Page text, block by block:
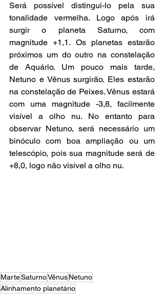
Será possível distingui-lo pela sua
tonalidade vermelha. Logo após irá
surgir o planeta Saturno, com
magnitude +1,1. Os planetas estarão
próximos um do outro na constelação
de Aquário. Um pouco mais tarde,
Netuno e Vênus surgirão. Eles estarão
na constelação de Peixes. Vênus estará
com uma magnitude -3,8, facilmente
visível a olho nu. No entanto para
observar Netuno, será necessário um
binóculo com boa ampliação ou um
telescópio, pois sua magnitude será de
+8,0, logo não visível a olho nu.
MarteSaturnoVênusNetuno
Alinhamento planetário